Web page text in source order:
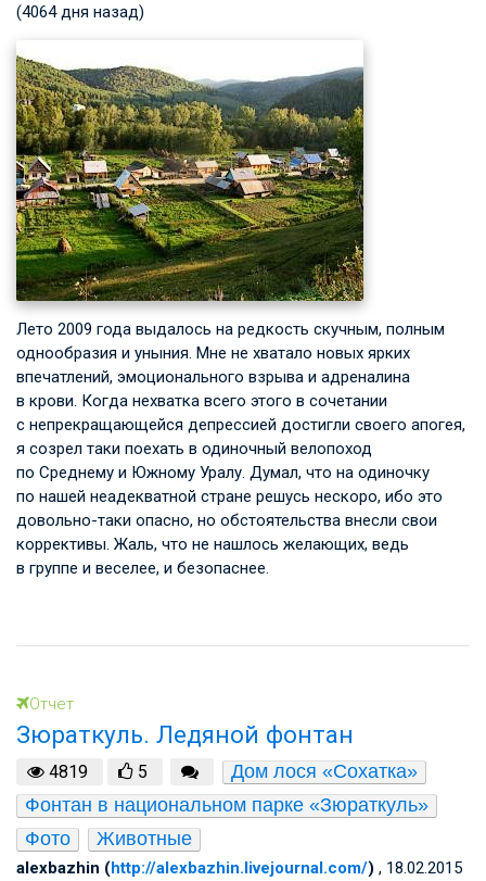
(4064 дня назад)
Лето 2009 года выдалось на редкость скучным, полным
однообразия и уныния. Мне не хватало новых ярких
впечатлений, эмоционального взрыва и адреналина
в крови. Когда нехватка всего этого в сочетании
с непрекращающейся депрессией достигли своего апогея,
я созрел таки поехать в одиночный велопоход
по Среднему и Южному Уралу. Думал, что на одиночку
по нашей неадекватной стране решусь нескоро, ибо это
довольно-таки опасно, но обстоятельства внесли свои
коррективы. Жаль, что не нашлось желающих, ведь
в группе и веселее, и безопаснее.
Отчет
Зюраткуль. Ледяной фонтан
4819 5
Дом лося «Сохатка»
Фонтан в национальном парке «Зюраткуль»
Фото
Животные
alexbazhin (http://alexbazhin.livejournal.com/) , 18.02.2015